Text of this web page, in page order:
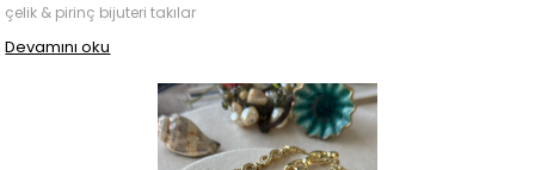
çelik & pirinç bijuteri takılar
Devamını oku